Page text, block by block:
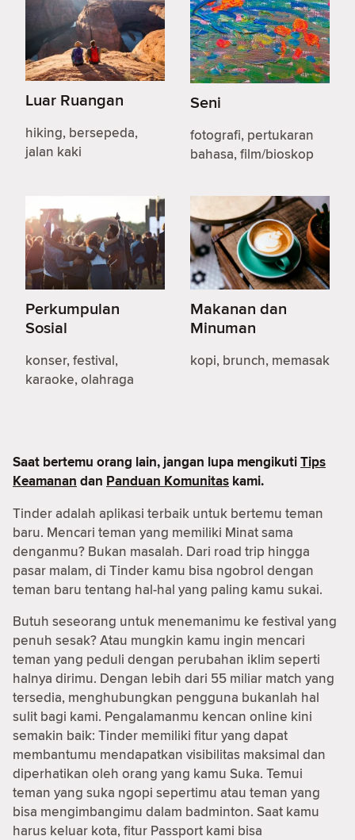
Luar Ruangan
hiking, bersepeda,
jalan kaki
Seni
fotografi, pertukaran
bahasa, film/bioskop
Perkumpulan
Sosial
konser, festival,
karaoke, olahraga
Makanan dan
Minuman
kopi, brunch, memasak
Saat bertemu orang lain, jangan lupa mengikutiTips
Keamanan dan Panduan Komunitas kami.
Tinder adalah aplikasi terbaik untuk bertemu teman
baru. Mencari teman yang memiliki Minat sama
denganmu? Bukan masalah. Dari road trip hingga
pasar malam, di Tinder kamu bisa ngobrol dengan
teman baru tentang hal-hal yang paling kamu sukai.
Butuh seseorang untuk menemanimu ke festival yang
penuh sesak? Atau mungkin kamu ingin mencari
teman yang peduli dengan perubahan iklim seperti
halnya dirimu. Dengan lebih dari 55 miliar match yang
tersedia, menghubungkan pengguna bukanlah hal
sulit bagi kami. Pengalamanmu kencan online kini
semakin baik: Tinder memiliki fitur yang dapat
membantumu mendapatkan visibilitas maksimal dan
diperhatikan oleh orang yang kamu Suka. Temui
teman yang suka ngopi sepertimu atau teman yang
bisa mengimbangimu dalam badminton. Saat kamu
harus keluar kota, fitur Passport kami bisa